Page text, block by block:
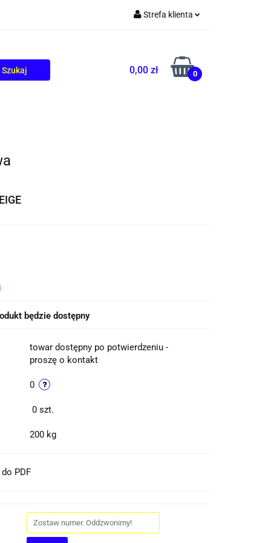
Strefa klienta
Zarejestruj się
Dodaj zgłoszenie
0,00 zł 0
będzie dostępny
towar dostępny po potwierdzeniu -
proszę o kontakt
0
0 szt.
200 kg
PDF